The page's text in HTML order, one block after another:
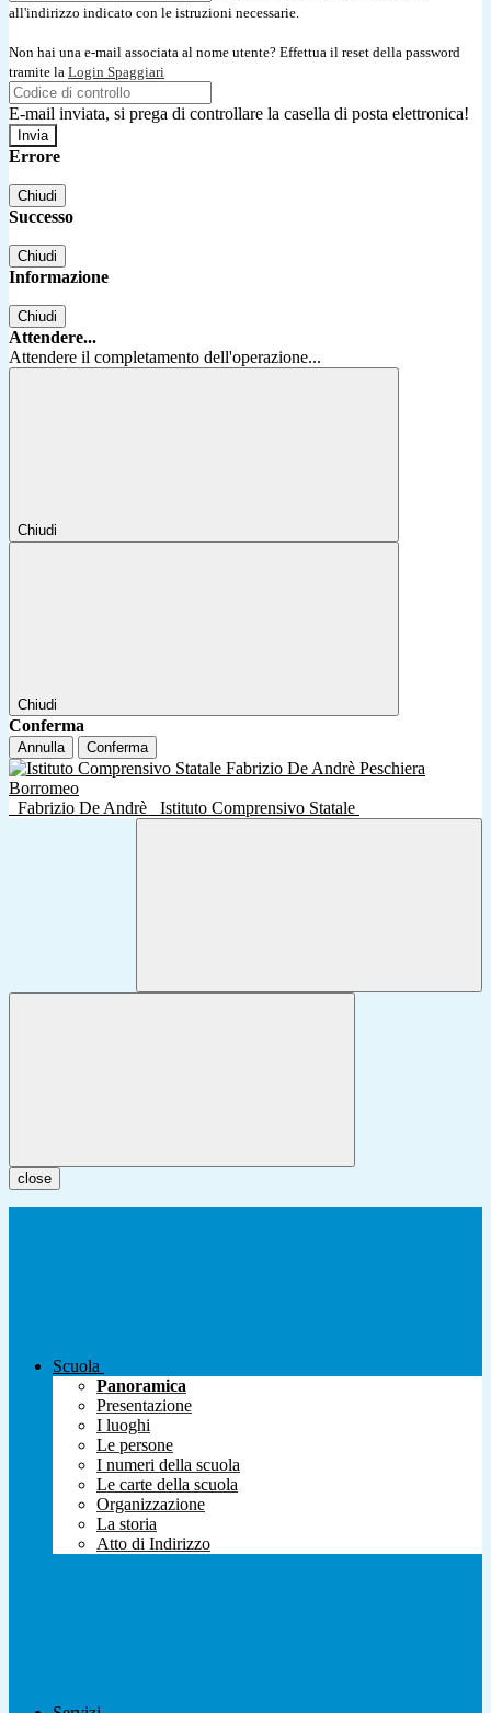
all'indirizzo indicato con le istruzioni necessarie.
Non hai una e-mail associata al nome utente? Effettua il reset della password
tramite la Login Spaggiari
E-mail inviata, si prega di controllare la casella di posta elettronica!
Errore
Chiudi
Successo
Chiudi
Informazione
Chiudi
Attendere...
Attendere il completamento dell'operazione...
Chiudi
Chiudi
Conferma
Annulla Conferma
Fabrizio De Andrè Istituto Comprensivo Statale
close
Scuola
Panoramica
Presentazione
I luoghi
Le persone
I numeri della scuola
Le carte della scuola
Organizzazione
La storia
Atto di Indirizzo